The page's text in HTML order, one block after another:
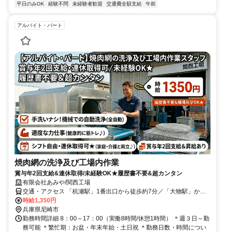
平日のみOK
経験不問 未経験者歓迎 交通費全額支給 午前
アルバイト・パート
焼肉網の洗浄及び工場内作業
賞与年2回支給&連休取得/未経験OK★履歴書不要&超カンタン
有限会社あみや/関西工場
交通・アクセス 「杭瀬駅」1番出口から徒歩約7分／「大物駅」から
徒歩約10分
時給1,350円
兵庫県尼崎市
勤務時間詳細 8：00～17：00（実働8時間/休憩1時間） ＊週３日～勤
務可能 ＊繁忙期：お盆・年末年始・土日祝 ＊勤務日数・時間につい